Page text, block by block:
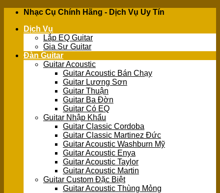
Skip
content
Nhạc Cụ Chính Hãng - Dịch Vụ Uy Tín
Dịch Vụ
Lắp EQ Guitar
Gia Sư Guitar
Đàn Guitar
Guitar Acoustic
Guitar Acoustic Bán Chạy
Guitar Lương Sơn
Guitar Thuận
Guitar Ba Đờn
Guitar Có EQ
Guitar Nhập Khẩu
Guitar Classic Cordoba
Guitar Classic Martinez Đức
Guitar Acoustic Washburn Mỹ
Guitar Acoustic Enya
Guitar Acoustic Taylor
Guitar Acoustic Martin
Guitar Custom Đặc Biệt
Guitar Acoustic Thùng Mỏng